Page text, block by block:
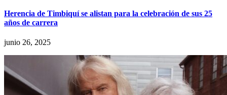
Herencia de Timbiquí se alistan para la celebración de sus 25
años de carrera
junio 26, 2025